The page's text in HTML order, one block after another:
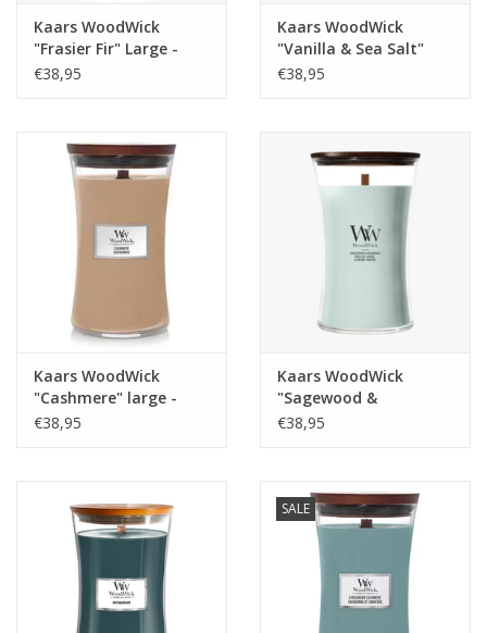
Kaars WoodWick
"Frasier Fir" Large -
WoodWick
€38,95
Kaars WoodWick
"Vanilla & Sea Salt"
Large - WoodWick
€38,95
Kaars WoodWick
"Cashmere" large -
WoodWick
€38,95
Kaars WoodWick
"Sagewood &
Seagrass" large -
€38,95
SALE